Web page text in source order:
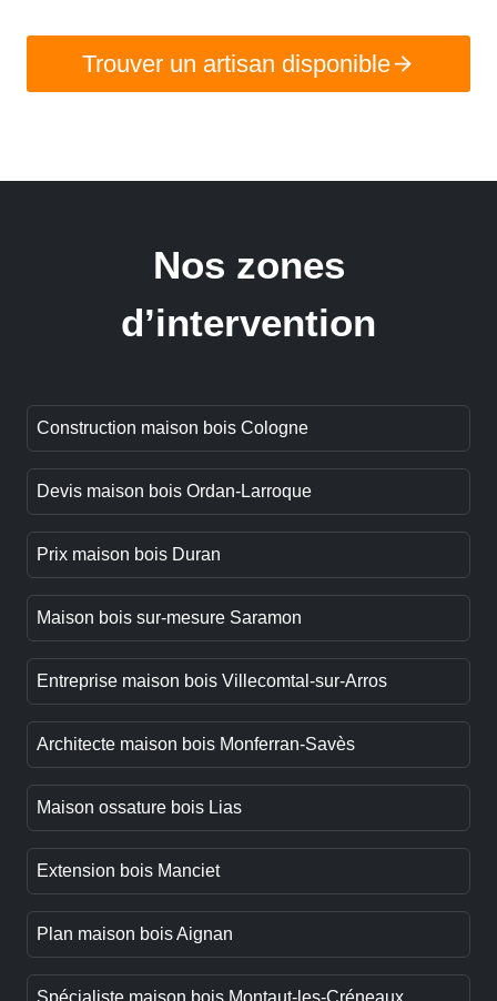
Trouver un artisan disponible
Nos zones
d’intervention
Construction maison bois Cologne
Devis maison bois Ordan-Larroque
Prix maison bois Duran
Maison bois sur-mesure Saramon
Entreprise maison bois Villecomtal-sur-Arros
Architecte maison bois Monferran-Savès
Maison ossature bois Lias
Extension bois Manciet
Plan maison bois Aignan